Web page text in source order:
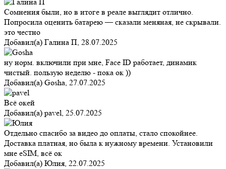
Сомнения были, но в итоге в реале выглядит отлично.
Попросила оценить батарею — сказали меняная, не скрывали.
это честно
Добавил(а) Галина П, 28.07.2025
ну норм. включили при мне, Face ID работает, динамик
чистый. пользую неделю - пока ок ))
Добавил(а) Gosha, 27.07.2025
Всё окей
Добавил(а) pavel, 25.07.2025
Отдельно спасибо за видео до оплаты, стало спокойнее.
Доставка платная, но была к нужному времени. Установили
мне eSIM, всё ок
Добавил(а) Юлия, 22.07.2025